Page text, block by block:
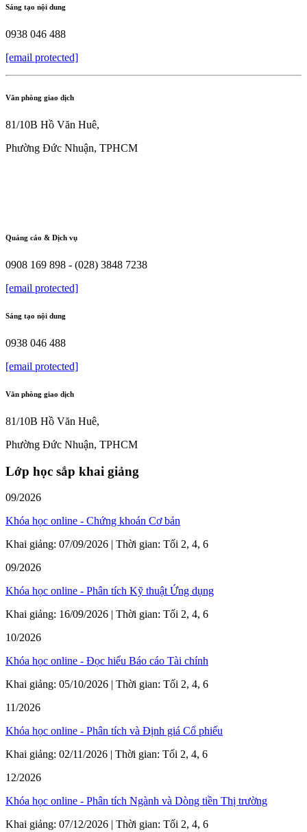
Sáng tạo nội dung
0938 046 488
[email protected]
Văn phòng giao dịch
81/10B Hồ Văn Huê,
Phường Đức Nhuận, TPHCM
Quảng cáo & Dịch vụ
0908 169 898 - (028) 3848 7238
[email protected]
Sáng tạo nội dung
0938 046 488
[email protected]
Văn phòng giao dịch
81/10B Hồ Văn Huê,
Phường Đức Nhuận, TPHCM
Lớp học sắp khai giảng
09/2026
Khóa học online - Chứng khoán Cơ bản
Khai giảng: 07/09/2026 | Thời gian: Tối 2, 4, 6
09/2026
Khóa học online - Phân tích Kỹ thuật Ứng dụng
Khai giảng: 16/09/2026 | Thời gian: Tối 2, 4, 6
10/2026
Khóa học online - Đọc hiểu Báo cáo Tài chính
Khai giảng: 05/10/2026 | Thời gian: Tối 2, 4, 6
11/2026
Khóa học online - Phân tích và Định giá Cổ phiếu
Khai giảng: 02/11/2026 | Thời gian: Tối 2, 4, 6
12/2026
Khóa học online - Phân tích Ngành và Dòng tiền Thị trường
Khai giảng: 07/12/2026 | Thời gian: Tối 2, 4, 6